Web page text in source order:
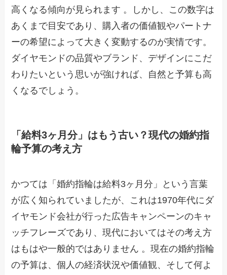
高くなる傾向が見られます 。しかし、この数字は
あくまで目安であり、購入者の価値観やパートナ
ーの希望によって大きく変動するのが実情です。
ダイヤモンドの品質やブランド、デザインにこだ
わりたいという思いが強ければ、自然と予算も高
くなるでしょう。
「給料3ヶ月分」はもう古い？現代の婚約指
輪予算の考え方
かつては「婚約指輪は給料3ヶ月分」という言葉
が広く知られていましたが、これは1970年代にダ
イヤモンド会社が行った広告キャンペーンのキャ
ッチフレーズであり、現代においてはその考え方
はもはや一般的ではありません 。現在の婚約指輪
の予算は、個人の経済状況や価値観、そして何よ